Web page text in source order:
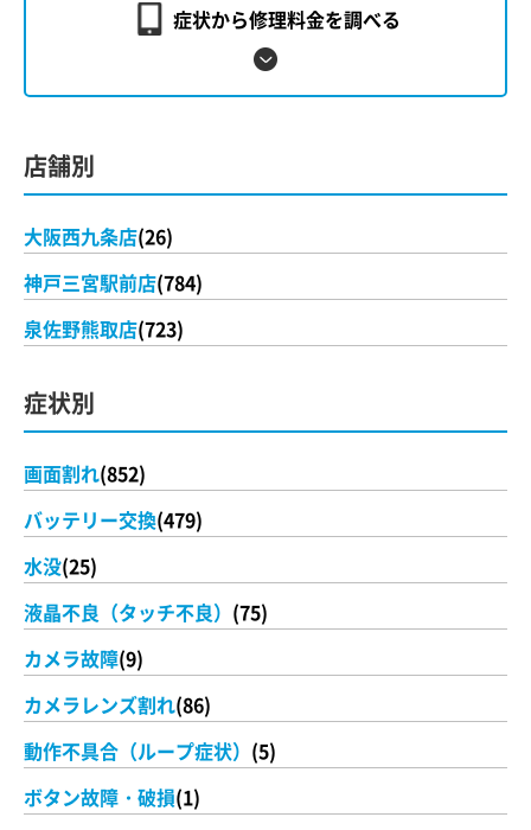
症状から修理料金を調べる
店舗別
大阪西九条店(26)
神戸三宮駅前店(784)
泉佐野熊取店(723)
症状別
画面割れ(852)
バッテリー交換(479)
水没(25)
液晶不良（タッチ不良） (75)
カメラ故障(9)
カメラレンズ割れ(86)
動作不具合（ループ症状） (5)
ボタン故障・破損(1)